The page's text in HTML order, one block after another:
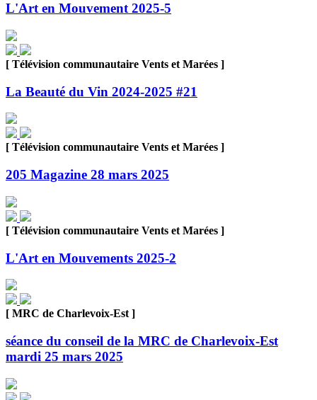
L'Art en Mouvement 2025-5
[ Télévision communautaire Vents et Marées ]
La Beauté du Vin 2024-2025 #21
[ Télévision communautaire Vents et Marées ]
205 Magazine 28 mars 2025
[ Télévision communautaire Vents et Marées ]
L'Art en Mouvements 2025-2
[ MRC de Charlevoix-Est ]
séance du conseil de la MRC de Charlevoix-Est
mardi 25 mars 2025